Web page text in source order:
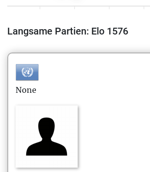
Langsame Partien: Elo 1576
None